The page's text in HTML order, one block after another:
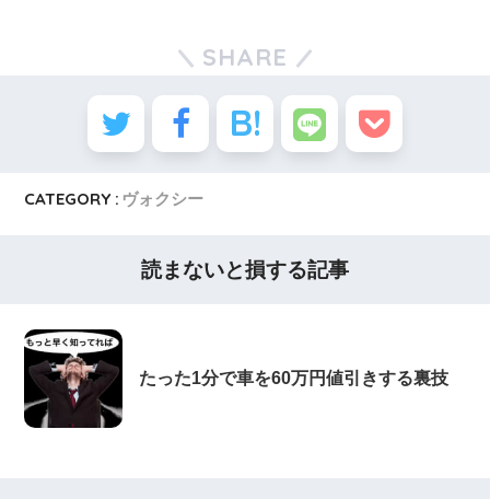
SHARE
CATEGORY : ヴォクシー
読まないと損する記事
たった1分で車を60万円値引きする裏技